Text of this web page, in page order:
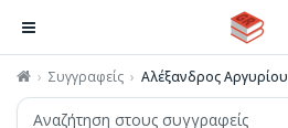
Συγγραφείς Αλέξανδρος Αργυρίου